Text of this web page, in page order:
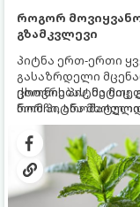
როგორ
გზამკვლევი
პიტნა ერთ-ერთი
გასაზრდელი
ცხოვრებას, მეტიც,
რომ პიტნა
გრუნტში (ბაღში)
სწრაფად
ქოთნის პიტნა
ნორჩი,
კერძებისთვის.